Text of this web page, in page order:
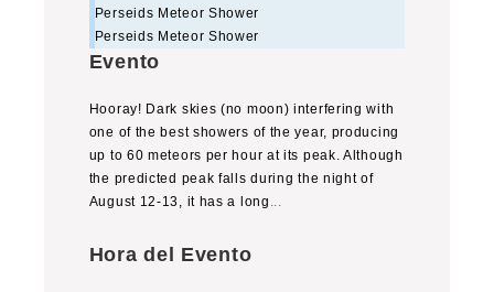
Perseids Meteor Shower
Perseids Meteor Shower
Evento
Hooray! Dark skies (no moon) interfering with
one of the best showers of the year, producing
up to 60 meteors per hour at its peak. Although
the predicted peak falls during the night of
August 12-13, it has a long ...
Hora del Evento